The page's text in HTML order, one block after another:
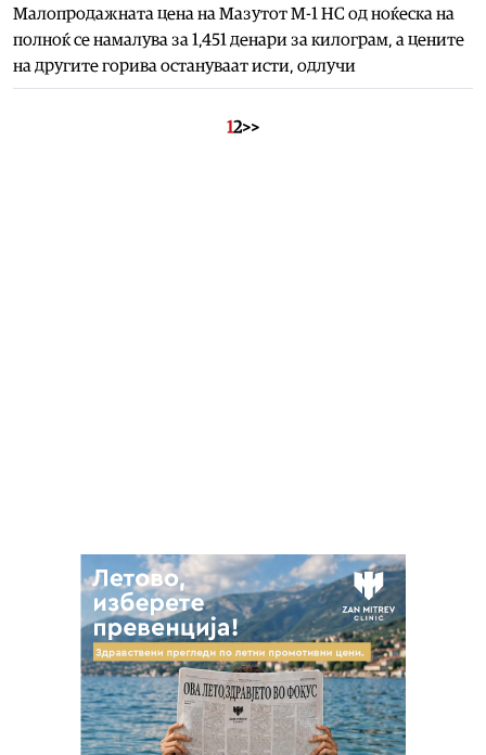
Малопродажната цена на Мазутот М-1 НС од ноќеска на
полноќ се намалува за 1,451 денари за килограм, а цените
на другите горива остануваат исти, одлучи
12>>